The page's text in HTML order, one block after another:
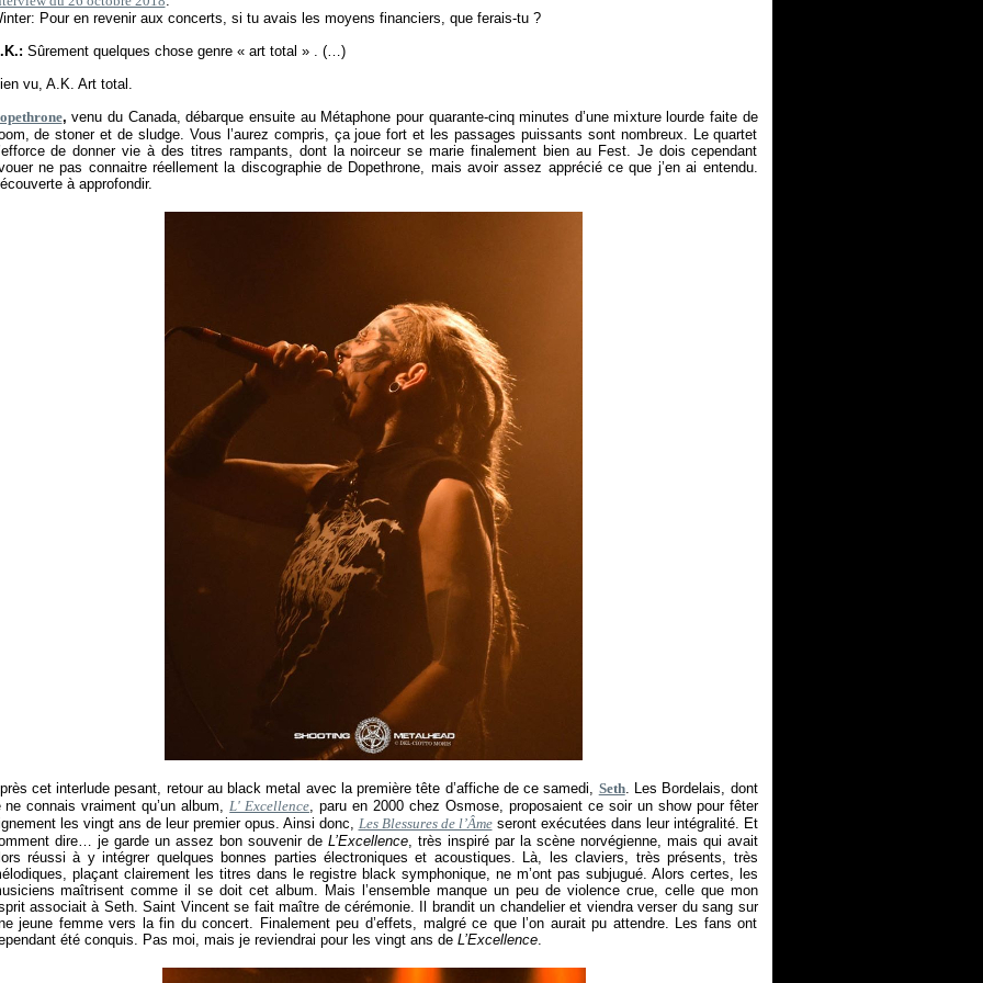
Pour en revenir aux concerts, si tu avais les moyens financiers, que ferais-tu ?
Sûrement quelques chose genre « art total » . (…)
vu, A.K. Art total.
, venu du Canada, débarque ensuite au Métaphone pour quarante-cinq minutes d’une mixture lourde faite de
de stoner et de sludge. Vous l’aurez compris, ça joue fort et les passages puissants sont nombreux. Le quartet
de donner vie à des titres rampants, dont la noirceur se marie finalement bien au Fest. Je dois cependant
ne pas connaitre réellement la discographie de Dopethrone, mais avoir assez apprécié ce que j’en ai entendu.
à approfondir.
cet interlude pesant, retour au black metal avec la première tête d’affiche de ce samedi, Seth. Les Bordelais, dont
ne connais vraiment qu’un album,L' Excellence, paru en 2000 chez Osmose, proposaient ce soir un show pour fêter
les vingt ans de leur premier opus. Ainsi donc, Les Blessures de l’Âmeseront exécutées dans leur intégralité. Et
dire… je garde un assez bon souvenir de L’Excellence, très inspiré par la scène norvégienne, mais qui avait
réussi à y intégrer quelques bonnes parties électroniques et acoustiques. Là, les claviers, très présents, très
plaçant clairement les titres dans le registre black symphonique, ne m’ont pas subjugué. Alors certes, les
maîtrisent comme il se doit cet album. Mais l’ensemble manque un peu de violence crue, celle que mon
associait à Seth. Saint Vincent se fait maître de cérémonie. Il brandit un chandelier et viendra verser du sang sur
jeune femme vers la fin du concert. Finalement peu d’effets, malgré ce que l’on aurait pu attendre. Les fans ont
été conquis. Pas moi, mais je reviendrai pour les vingt ans de L’Excellence.